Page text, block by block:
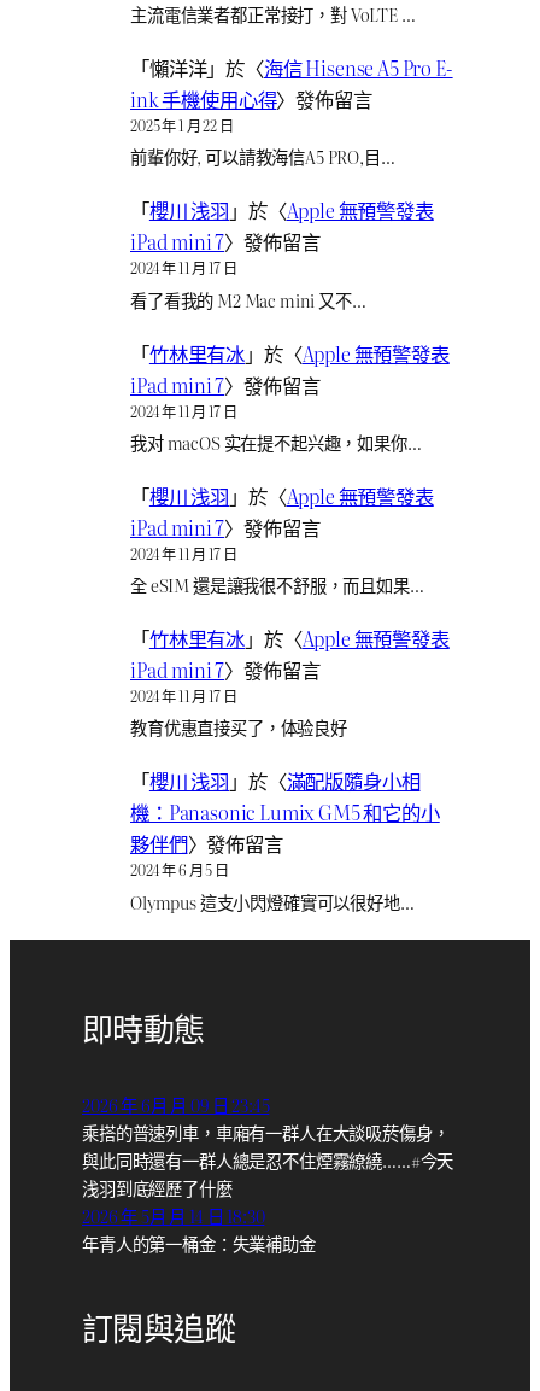
主流電信業者都正常接打，對 VoLTE …
「懶洋洋」於〈海信 Hisense A5 Pro E-
ink 手機使用心得〉發佈留言
2025 年 1 月 22 日
前輩你好, 可以請教海信A5 PRO,目…
「櫻川 浅羽 」於〈Apple 無預警發表
iPad mini 7〉發佈留言
2024 年 11 月 17 日
看了看我的 M2 Mac mini 又不…
「竹林里有冰」於〈Apple 無預警發表
iPad mini 7〉發佈留言
2024 年 11 月 17 日
我对 macOS 实在提不起兴趣，如果你…
「櫻川 浅羽 」於〈Apple 無預警發表
iPad mini 7〉發佈留言
2024 年 11 月 17 日
全 eSIM 還是讓我很不舒服，而且如果…
「竹林里有冰」於〈Apple 無預警發表
iPad mini 7〉發佈留言
2024 年 11 月 17 日
教育优惠直接买了，体验良好
「櫻川 浅羽 」於〈滿配版隨身小相
機：Panasonic Lumix GM5 和它的小
夥伴們〉發佈留言
2024 年 6 月 5 日
Olympus 這支小閃燈確實可以很好地…
即時動態
2026 年 6月 月 09 日 23:45
乘搭的普速列車，車廂有一群人在大談吸菸傷身，
與此同時還有一群人總是忍不住煙霧繚繞……#今天
浅羽到底經歷了什麼
2026 年 5月 月 14 日 18:30
年青人的第一桶金：失業補助金
訂閱與追蹤